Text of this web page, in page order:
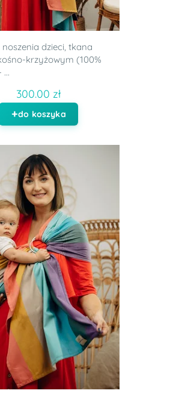
dzieci, tkana
krzyżowym (100%
...
300.00 zł
do koszyka